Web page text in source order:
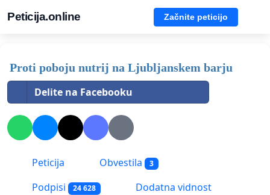
Peticija.online Začnite peticijo
Proti poboju nutrij na Ljubljanskem barju
Delite na Facebooku
Peticija Obvestila 3
Podpisi 24 628 Dodatna vidnost